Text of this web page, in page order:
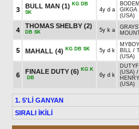
3
BULL MAN (1) KG DB
SK
4y d a
GIKGA
(USA)
4
THOMAS SHELBY (2)
DB SK 5y k a
5 MAHALL (4) KG DB SK 5y d k
BILL /
(USA)
6
FINALE DUTY (6) KG K
DB
6y d k
(USA) /
(USA)
1. 5'Lİ GANYAN
SIRALI İKİLİ